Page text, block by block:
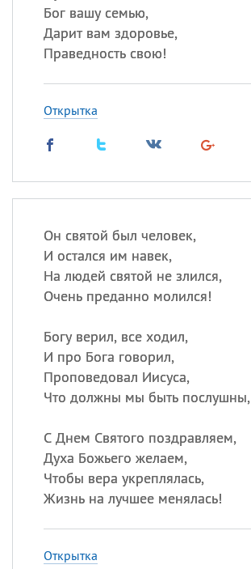
Бог вашу семью,
Дарит вам здоровье,
Праведность свою!
Открытка
Он святой был человек,
И остался им навек,
На людей святой не злился,
Очень преданно молился!
Богу верил, все ходил,
И про Бога говорил,
Проповедовал Иисуса,
Что должны мы быть послушны,
С Днем Святого поздравляем,
Духа Божьего желаем,
Чтобы вера укреплялась,
Жизнь на лучшее менялась!
Открытка